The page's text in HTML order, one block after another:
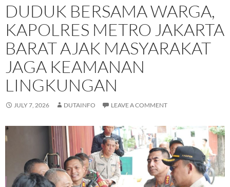
DUDUK BERSAMA WARGA,
KAPOLRES METRO JAKARTA
BARAT AJAK MASYARAKAT
JAGA KEAMANAN
LINGKUNGAN
JULY 7, 2026 DUTAINFO LEAVE A COMMENT